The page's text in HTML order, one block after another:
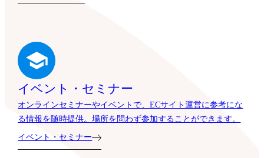
イベント・セミナー
オンラインセミナーやイベントで、ECサイト運営に参考にな
る情報を随時提供。場所を問わず参加することができます。
イベント・セミナー